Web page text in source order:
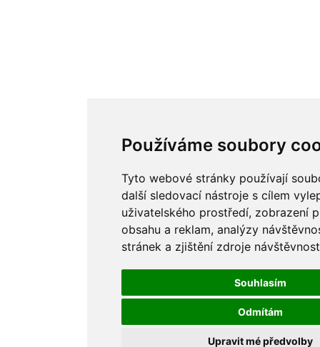
Používáme soubory
Tyto webové stránky používají
další sledovací nástroje s cílem
uživatelského prostředí, zobrazení
obsahu a reklam, analýzy
stránek a zjištění zdroje
Souhlasím
Odmítám
Upravit mé předvolby